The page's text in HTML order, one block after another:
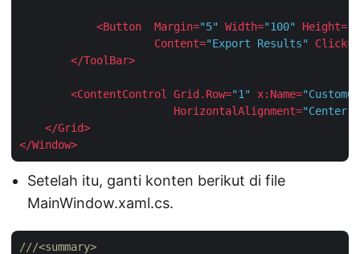
<Button Margin="5" Width="100" Height=
Content="Export Results" Click=
</ToolBar>
<ContentControl Grid.Row="1" x:Name=
HorizontalAlignment="Center"
</Grid>
</Window>
Setelah itu, ganti konten berikut di file
MainWindow.xaml.cs.
///<summary>